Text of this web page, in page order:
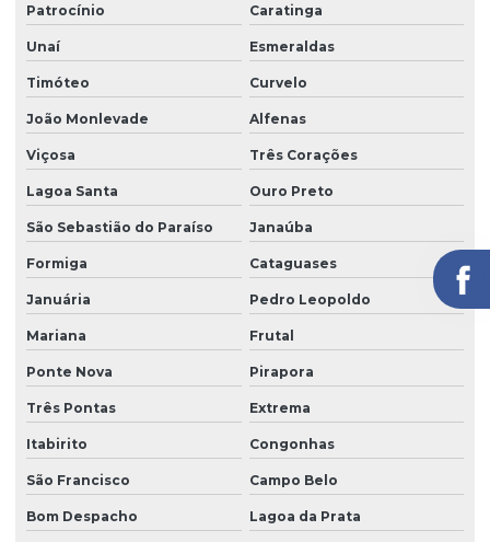
Patrocínio Caratinga
Unaí Esmeraldas
Timóteo Curvelo
João Monlevade Alfenas
Viçosa Três Corações
Lagoa Santa Ouro Preto
São Sebastião do Paraíso Janaúba
Formiga Cataguases
Januária Pedro Leopoldo
Mariana Frutal
Ponte Nova Pirapora
Três Pontas Extrema
Itabirito Congonhas
São Francisco Campo Belo
Bom Despacho Lagoa da Prata